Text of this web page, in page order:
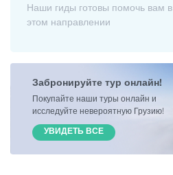
Наши гиды готовы помочь вам в
этом направлении
Забронируйте тур онлайн!
Покупайте наши туры онлайн и
исследуйте невероятную Грузию!
УВИДЕТЬ ВСЕ